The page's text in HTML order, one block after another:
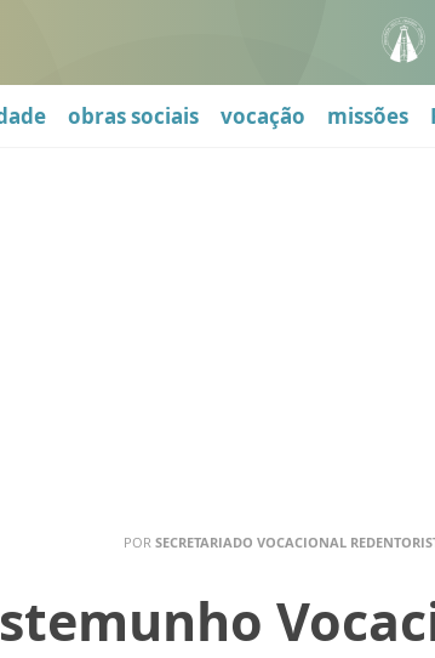
obras sociais vocação missões
POR SECRETARIADO VOCACIONAL